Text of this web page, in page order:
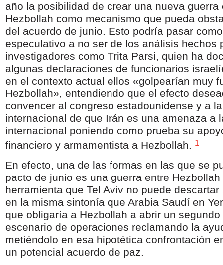
año la posibilidad de crear una nueva guerra
Hezbollah como mecanismo que pueda
del acuerdo de junio. Esto podría pasar
especulativo a no ser de los análisis hechos
investigadores como Trita Parsi, quien ha
algunas declaraciones de funcionarios
en el contexto actual ellos «golpearían muy
Hezbollah», entendiendo que el efecto
convencer al congreso estadounidense y a
internacional de que Irán es una amenaza a
internacional poniendo como prueba su
financiero y armamentista a Hezbollah. 1
En efecto, una de las formas en las que se
pacto de junio es una guerra entre
herramienta que Tel Aviv no puede
en la misma sintonía que Arabia Saudí en
que obligaría a Hezbollah a abrir un
escenario de operaciones reclamando la
metiéndolo en esa hipotética confrontación
un potencial acuerdo de paz.